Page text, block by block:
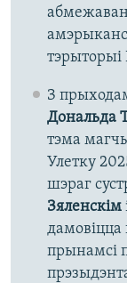
тэрыторыі
З
Дональда
тэма
Улетку
шэраг
Зяленскім
дамовіцца
прынамсі